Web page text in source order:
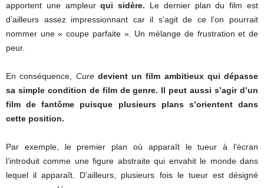
apportent une ampleurqui sidère. Le dernier plan du film est
d’ailleurs assez impressionnant car il s’agit de ce l’on pourrait
nommer une « coupe parfaite ». Un mélange de frustration et de
peur.
En conséquence, Cure devient un film ambitieux qui dépasse
sa simple condition de film de genre. Il peut aussi s’agir d’un
film de fantôme puisque plusieurs plans s’orientent dans
cette position.
Par exemple, le premier plan où apparaît le tueur à l’écran
l’introduit comme une figure abstraite qui envahit le monde dans
lequel il apparaît. D’ailleurs, plusieurs fois le tueur est désigné